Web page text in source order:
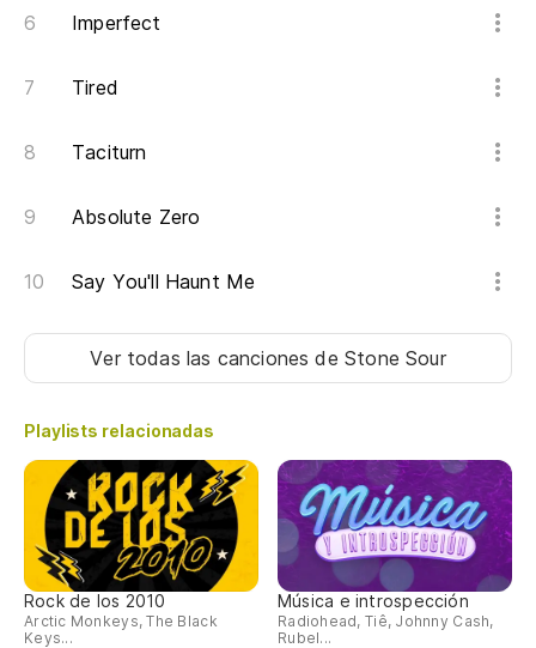
Imperfect
Tired
Taciturn
Absolute Zero
Say You'll Haunt Me
Ver todas las cancionesde Stone Sour
Playlists relacionadas
Rock de los 2010
Arctic Monkeys, The Black
Keys...
Música e introspección
Radiohead, Tiê, Johnny Cash,
Rubel...